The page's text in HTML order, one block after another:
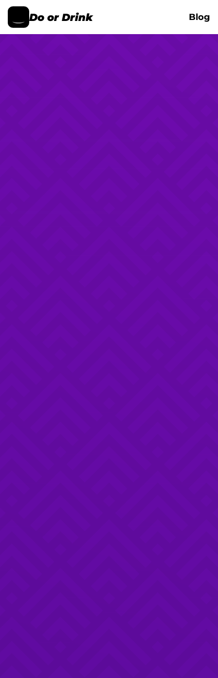
Do or Drink Blog